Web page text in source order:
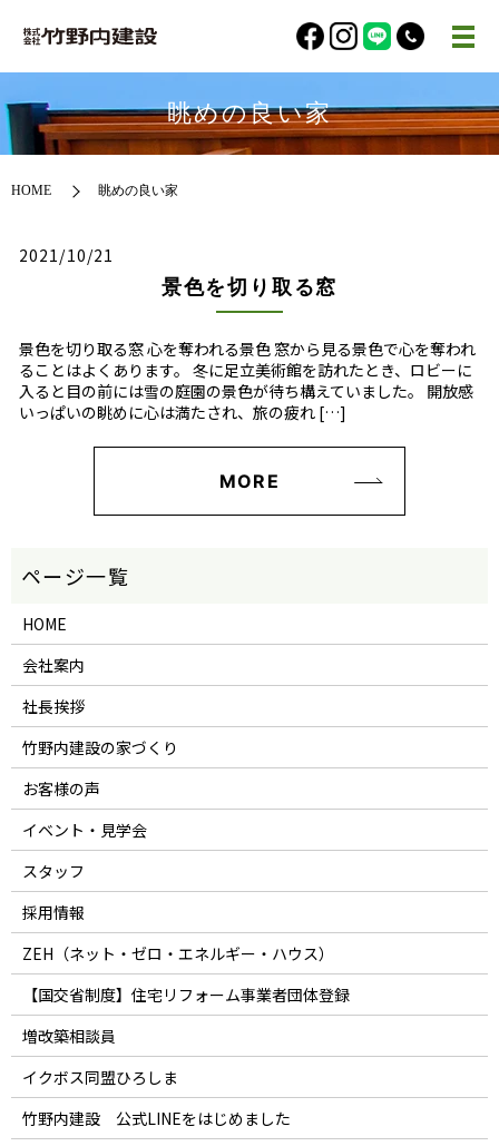
眺めの良い家
HOME 眺めの良い家
2021/10/21
景色を切り取る窓
景色を切り取る窓 心を奪われる景色 窓から見る景色で心を奪われ
ることはよくあります。 冬に足立美術館を訪れたとき、ロビーに
入ると目の前には雪の庭園の景色が待ち構えていました。 開放感
いっぱいの眺めに心は満たされ、旅の疲れ […]
MORE
HOME
会社案内
社長挨拶
竹野内建設の家づくり
お客様の声
イベント・見学会
スタッフ
採用情報
ZEH（ネット・ゼロ・エネルギー・ハウス）
【国交省制度】住宅リフォーム事業者団体登録
増改築相談員
イクボス同盟ひろしま
竹野内建設 公式LINEをはじめました